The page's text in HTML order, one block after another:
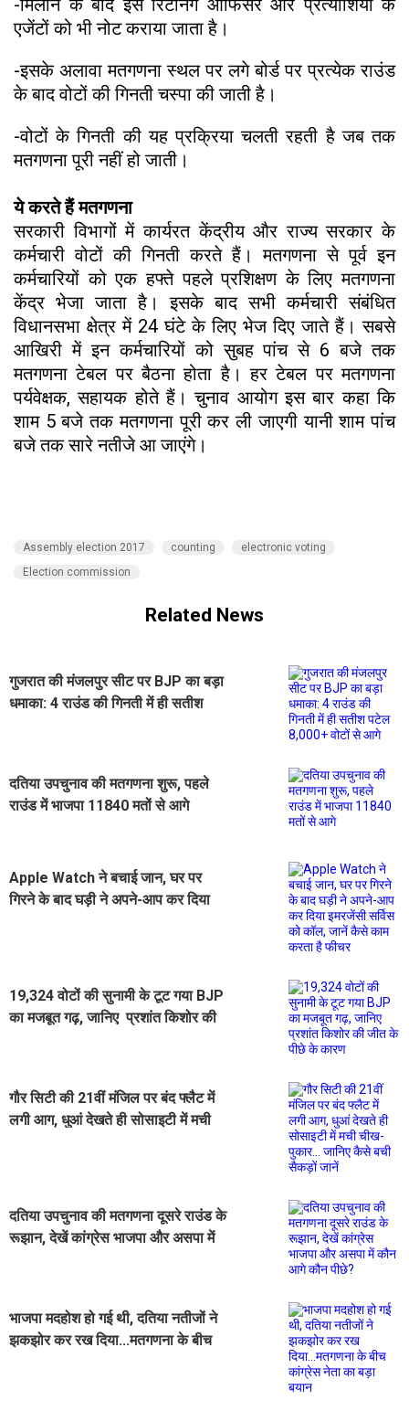
-मिलान के बाद इसे रिटर्निंग ऑफिसर और प्रत्याशियों के
एजेंटों को भी नोट कराया जाता है।
-इसके अलावा मतगणना स्थल पर लगे बोर्ड पर प्रत्येक राउंड
के बाद वोटों की गिनती चस्पा की जाती है।
-वोटों के गिनती की यह प्रक्रिया चलती रहती है जब तक
मतगणना पूरी नहीं हो जाती।
ये करते हैं मतगणना
सरकारी विभागों में कार्यरत केंद्रीय और राज्य सरकार के
कर्मचारी वोटों की गिनती करते हैं। मतगणना से पूर्व इन
कर्मचारियों को एक हफ्ते पहले प्रशिक्षण के लिए मतगणना
केंद्र भेजा जाता है। इसके बाद सभी कर्मचारी संबंधित
विधानसभा क्षेत्र में 24 घंटे के लिए भेज दिए जाते हैं। सबसे
आखिरी में इन कर्मचारियों को सुबह पांच से 6 बजे तक
मतगणना टेबल पर बैठना होता है। हर टेबल पर मतगणना
पर्यवेक्षक, सहायक होते हैं। चुनाव आयोग इस बार कहा कि
शाम 5 बजे तक मतगणना पूरी कर ली जाएगी यानी शाम पांच
बजे तक सारे नतीजे आ जाएंगे।
Assembly election 2017 counting
electronic voting
Election commission
Related News
गुजरात की मंजलपुर सीट पर BJP का बड़ा
धमाका: 4 राउंड की गिनती में ही सतीश
दतिया उपचुनाव की मतगणना शुरू, पहले
राउंड में भाजपा 11840 मतों से आगे
Apple Watch ने बचाई जान, घर पर
गिरने के बाद घड़ी ने अपने-आप कर दिया
19,324 वोटों की सुनामी के टूट गया BJP
का मजबूत गढ़, जानिए प्रशांत किशोर की
गौर सिटी की 21वीं मंजिल पर बंद फ्लैट में
लगी आग, धुआं देखते ही सोसाइटी में मची
दतिया उपचुनाव की मतगणना दूसरे राउंड के
रूझान, देखें कांग्रेस भाजपा और असपा में
भाजपा मदहोश हो गई थी, दतिया नतीजों ने
झकझोर कर रख दिया...मतगणना के बीच